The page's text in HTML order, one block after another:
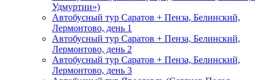
Удмуртии»)
Автобусный тур Саратов + Пенза, Белинский,
Лермонтово, день 1
Автобусный тур Саратов + Пенза, Белинский,
Лермонтово, день 2
Автобусный тур Саратов + Пенза, Белинский,
Лермонтово, день 3